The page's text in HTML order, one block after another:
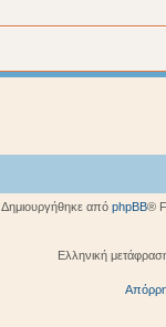
Δημιουργήθηκε από phpBB®
Ελληνική